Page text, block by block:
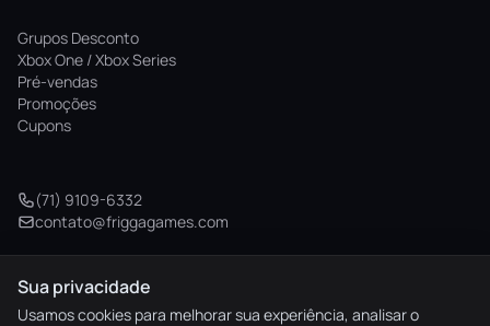
Grupos Desconto
Xbox One / Xbox Series
Pré-vendas
Promoções
Cupons
(71) 9109-6332
contato@friggagames.com
© 2026 Frigga Games. Todos os direitos reservados.
Sua privacidade
Usamos cookies para melhorar sua experiência, analisar o